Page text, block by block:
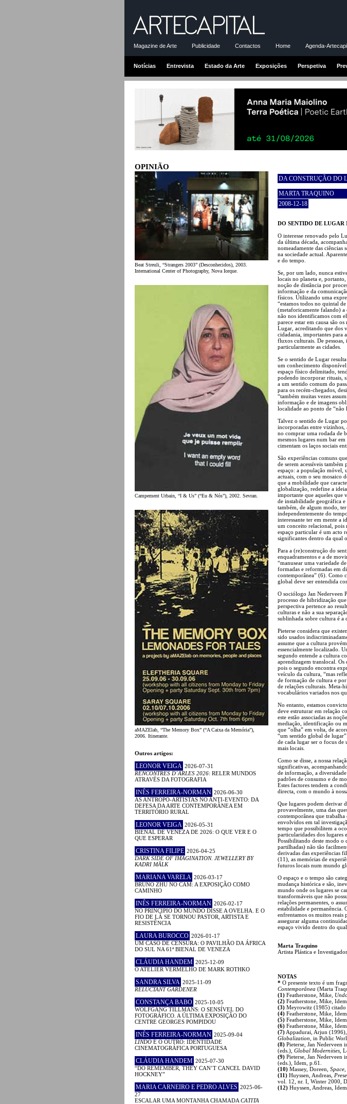
Magazine de Arte Publicidade Contactos Home Agenda-
Notícias Entrevista Estado da Arte Exposições Perspetiva
OPINIÃO
Beat Streuli, “Strangers 2003” (Desconhecidos), 2003.
International Center of Photography, Nova Iorque.
Campement Urbain, “I & Us” (“Eu & Nós”), 2002. Sevran.
aMAZElab, “The Memory Box” (“A Caixa da Memória”),
2006. Itinerante.
Outros artigos:
LEONOR VEIGA 2026-07-31
RENCONTRES D´ARLES 2026: RELER MUNDOS
ATRAVÉS DA FOTOGRAFIA
INÊS FERREIRA-NORMAN 2026-06-30
AS ANTROPO-ARTISTAS NO ANTI-EVENTO: DA
DEFESA DA ARTE CONTEMPORÂNEA EM
TERRITÓRIO RURAL
LEONOR VEIGA 2026-05-31
BIENAL DE VENEZA DE 2026: O QUE VER E O
QUE ESPERAR
CRISTINA FILIPE 2026-04-25
DARK SIDE OF IMAGINATION. JEWELLERY BY
KADRI MÄLK
MARIANA VARELA 2026-03-17
BRUNO ZHU NO CAM: A EXPOSIÇÃO COMO
CAMINHO
INÊS FERREIRA-NORMAN 2026-02-17
NO PRINCÍPIO DO MUNDO DISSE A OVELHA. E O
FIO DE LÃ SE TORNOU PASTOR, ARTISTA E
RESISTÊNCIA
LAURA BUROCCO 2026-01-17
UM CASO DE CENSURA: O PAVILHÃO DA ÁFRICA
DO SUL NA 61ª BIENAL DE VENEZA
CLÁUDIA HANDEM 2025-12-09
O ATELIER VERMELHO DE MARK ROTHKO
SANDRA SILVA 2025-11-09
RELUCTANT GARDENER
CONSTANÇA BABO 2025-10-05
WOLFGANG TILLMANS: O SENSÍVEL DO
FOTOGRÁFICO. A ÚLTIMA EXPOSIÇÃO DO
CENTRE GEORGES POMPIDOU
INÊS FERREIRA-NORMAN 2025-09-04
LINDO E O OUTRO: IDENTIDADE
CINEMATOGRÁFICA PORTUGUESA
CLÁUDIA HANDEM 2025-07-30
“DO REMEMBER, THEY CAN’T CANCEL DAVID
HOCKNEY”
MARIA CARNEIRO E PEDRO ALVES 2025-06-
27
ESCALAR UMA MONTANHA CHAMADA CATITA
DA CONSTRUÇÃO DO
MARTA TRAQUINO
2008-12-18
DO SENTIDO DE LUGAR
O interesse renovado pelo
da última década,
nomeadamente das ciências
na sociedade actual.
e do tempo.
Se, por um lado, nunca
locais no planeta e,
noção de distância por
informação e da
físicos. Utilizando uma
“estamos todos no quintal
(metaforicamente falando) a
não nos identificamos com
parece estar em causa são
Lugar, acreditando que dos
cidadania, importantes para
fluxos culturais. De pessoas,
particularmente as cidades.
Se o sentido de Lugar
um conhecimento disponível
espaço físico delimitado,
podendo incorporar rituais,
a um sentido comum do
para os recém-chegados,
“também muitas vezes
informação e de imagens
localidade ao ponto de “não
Talvez o sentido de Lugar
incorporadas entre vizinhos,
no comprar uma rodada de
mesmos lugares num bar
cimentam os laços sociais
São experiências comuns
de serem acessíveis também
espaço: a população móvel,
actuais, com o seu mosaico
que a mobilidade que
globalização, redefine a
importante que aqueles que
de instabilidade geográfica e
também, de algum modo, ter
independentemente do
interessante ter em mente a
um conceito relacional, pois
espaço particular é um acto
significantes dentro da qual
Para a (re)construção do
enquadramentos e a de
“manusear uma variedade
formadas e reformadas em
contemporânea” (6). Como
global deve ser entendida
O sociólogo Jan Nederveen
processo de hibridização
perspectiva pertence ao
culturas e não a sua
sublinhada sobre cultura é a
Pieterse considera que
sido usados
assume que a cultura
essencialmente localizado.
segundo entende a cultura
aprendizagem translocal. Os
pois o segundo encontra
veículo da cultura, “mas
de formação de cultura e
de relações culturais. Meta-
vocabulários variados nos
No entanto, estamos
deve estruturar em relação
este estão associadas as
mediação, identificação ou
que “olha” em volta, de
“um sentido global de
de cada lugar ser o focus de
mais locais.
Como se disse, a nossa
significativas,
de informação, a
padrões de consumo e de
Estes factores tendem a
directa, com o mundo à
Que lugares podem derivar
provavelmente, uma das
contemporânea que
envolvidos em tal
tempo que possibilitem a
particularidades dos lugares
Possibilitando deste modo o
partilhadas) não tão
derivadas das experiências
(11), as memórias de
futuros locais num mundo
O espaço e o tempo são
mudança histórica e são,
mundo onde os lugares se
transformáveis que não
relações permanentes, o
estabilidade e permanência.
enfrentamos os muitos reais
assegurar alguma
espaço vivido dentro do
Marta Traquino
Artista Plástica e
NOTAS
* O presente texto é um
Contemporânea (Marta
(1) Featherstone, Mike,
(2) Featherstone, Mike,
(3) Meyrowitz (1985) citado
(4) Featherstone, Mike,
(5) Featherstone, Mike,
(6) Featherstone, Mike,
(7) Appadurai, Arjun (1996),
Globalization , in Public
(8) Pieterse, Jan Nederveen
(eds.), Global Modernities ,
(9) Pieterse, Jan Nederveen
(eds.), Idem, p.61.
(10) Massey, Doreen,
(11) Huyssen, Andreas,
vol. 12, nr. I, Winter 2000,
(12) Huyssen, Andreas,